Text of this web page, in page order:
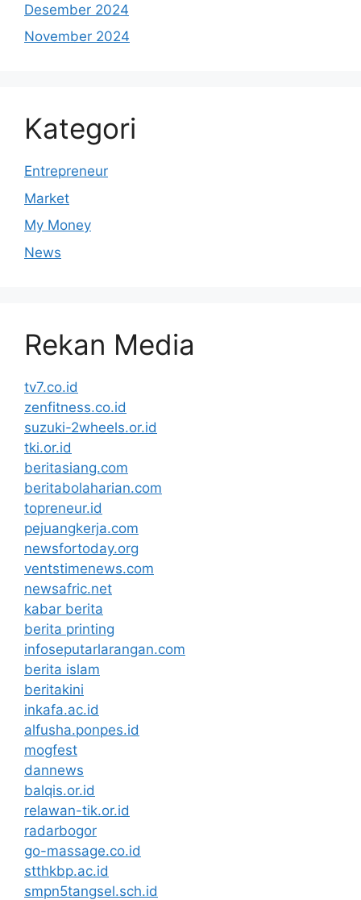
Desember 2024
November 2024
Kategori
Entrepreneur
Market
My Money
News
Rekan Media
tv7.co.id
zenfitness.co.id
suzuki-2wheels.or.id
tki.or.id
beritasiang.com
beritabolaharian.com
topreneur.id
pejuangkerja.com
newsfortoday.org
ventstimenews.com
newsafric.net
kabar berita
berita printing
infoseputarlarangan.com
berita islam
beritakini
inkafa.ac.id
alfusha.ponpes.id
mogfest
dannews
balqis.or.id
relawan-tik.or.id
radarbogor
go-massage.co.id
stthkbp.ac.id
smpn5tangsel.sch.id